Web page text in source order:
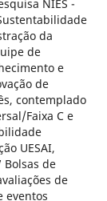
NIES -
da
de
e
de
contemplado
Faixa C e
UESAI,
Bolsas de
de
eventos